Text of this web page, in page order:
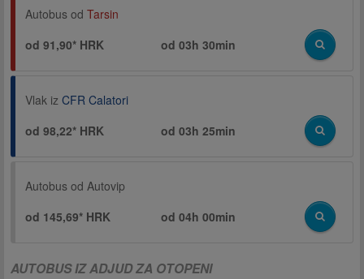
Autobus od Tarsin
od 91,90* HRK
od03h 30min
Vlak iz CFR Calatori
od 98,22* HRK
od03h 25min
Autobus od Autovip
od 145,69* HRK
od04h 00min
AUTOBUS IZ ADJUD ZA OTOPENI